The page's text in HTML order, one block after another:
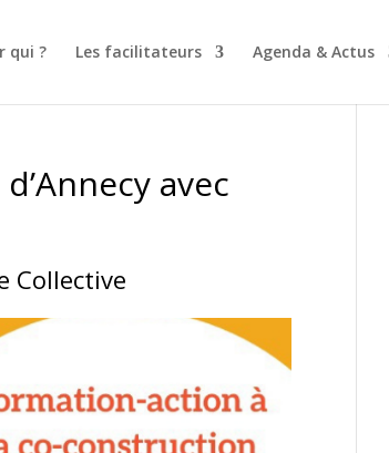
qui ? Les facilitateurs Agenda & Actus
avec
Collective